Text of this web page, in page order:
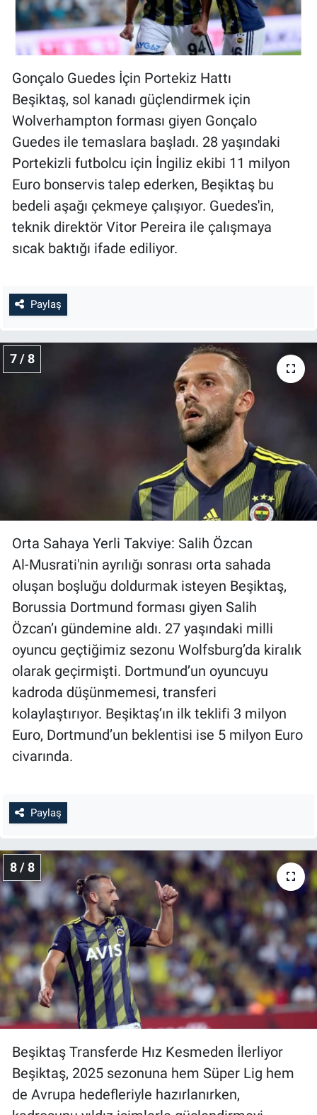
Gonçalo Guedes İçin Portekiz Hattı
Beşiktaş, sol kanadı güçlendirmek için
Wolverhampton forması giyen Gonçalo
Guedes ile temaslara başladı. 28 yaşındaki
Portekizli futbolcu için İngiliz ekibi 11 milyon
Euro bonservis talep ederken, Beşiktaş bu
bedeli aşağı çekmeye çalışıyor. Guedes'in,
teknik direktör Vitor Pereira ile çalışmaya
sıcak baktığı ifade ediliyor.
Paylaş
7 / 8
Orta Sahaya Yerli Takviye: Salih Özcan
Al-Musrati'nin ayrılığı sonrası orta sahada
oluşan boşluğu doldurmak isteyen Beşiktaş,
Borussia Dortmund forması giyen Salih
Özcan’ı gündemine aldı. 27 yaşındaki milli
oyuncu geçtiğimiz sezonu Wolfsburg’da kiralık
olarak geçirmişti. Dortmund’un oyuncuyu
kadroda düşünmemesi, transferi
kolaylaştırıyor. Beşiktaş’ın ilk teklifi 3 milyon
Euro, Dortmund’un beklentisi ise 5 milyon Euro
civarında.
Paylaş
8 / 8
Beşiktaş Transferde Hız Kesmeden İlerliyor
Beşiktaş, 2025 sezonuna hem Süper Lig hem
de Avrupa hedefleriyle hazırlanırken,